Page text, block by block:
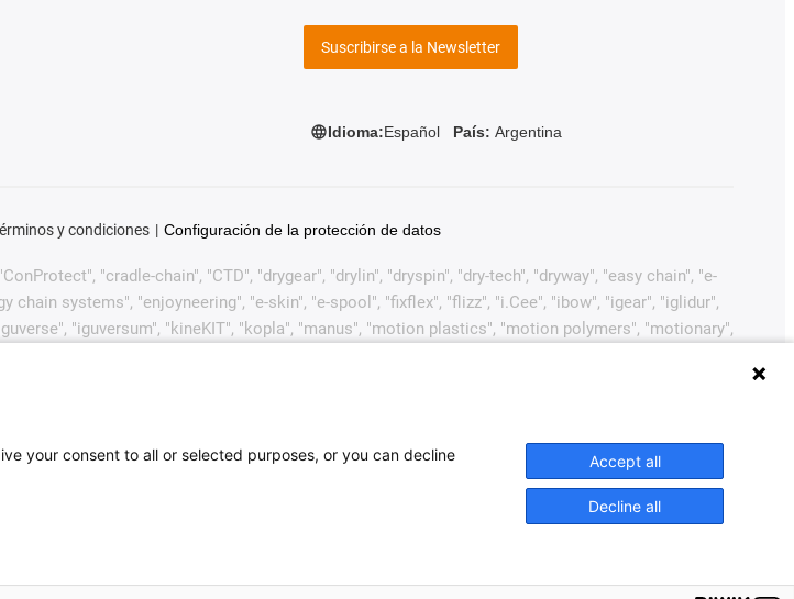
Suscribirse a la Newsletter
Idioma:Español País: Argentina
y condiciones Configuración de la protección de datos
"cradle-chain", "CTD", "drygear", "drylin", "dryspin", "dry-tech", "dryway", "easy chain", "e-
chain systems", "enjoyneering", "e-skin", "e-spool", "fixflex", "flizz", "i.Cee", "ibow", "igear", "iglidur",
"iguversum", "kineKIT", "kopla", "manus", "motion plastics", "motion polymers", "motionary",
Esta es una lista no exhaustiva de marcas comerciales (como solicitudes de marcas
afiliadas a igus en Alemania, la Unión Europea, EE.UU. y/u otros países o jurisdicciones.
Lahr, Control Techniques, Danaher Motion, ELAU, FAGOR, FANUC, Festo, Heidenhain,
Stöber y todos los demás fabricantes de accionamientos mencionados en este sitio web. Los
your consent to all or selected purposes, or you can decline
Accept all
Decline all